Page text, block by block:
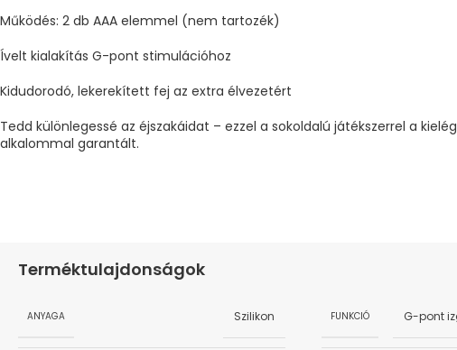
Működés: 2 db AAA elemmel (nem tartozék)
Ívelt kialakítás G-pont stimulációhoz
Kidudorodó, lekerekített fej az extra élvezetért
Tedd különlegessé az éjszakáidat – ezzel a sokoldalú játékszerrel a
alkalommal garantált.
Terméktulajdonságok
ANYAGA Szilikon FUNKCIÓ G-pont